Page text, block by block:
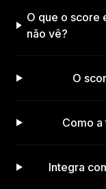
O que o score
não vê?
O
Como
Integra